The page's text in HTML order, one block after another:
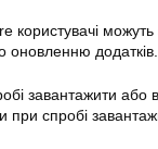
користувачі
завантажити або
спробі